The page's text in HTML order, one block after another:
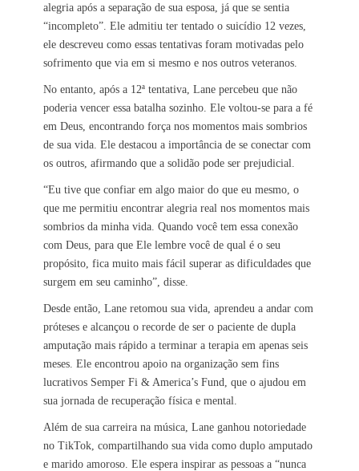
alegria após a separação de sua esposa, já que se sentia
“incompleto”. Ele admitiu ter tentado o suicídio 12 vezes,
ele descreveu como essas tentativas foram motivadas pelo
sofrimento que via em si mesmo e nos outros veteranos.
No entanto, após a 12ª tentativa, Lane percebeu que não
poderia vencer essa batalha sozinho. Ele voltou-se para a fé
em Deus, encontrando força nos momentos mais sombrios
de sua vida. Ele destacou a importância de se conectar com
os outros, afirmando que a solidão pode ser prejudicial.
“Eu tive que confiar em algo maior do que eu mesmo, o
que me permitiu encontrar alegria real nos momentos mais
sombrios da minha vida. Quando você tem essa conexão
com Deus, para que Ele lembre você de qual é o seu
propósito, fica muito mais fácil superar as dificuldades que
surgem em seu caminho”, disse.
Desde então, Lane retomou sua vida, aprendeu a andar com
próteses e alcançou o recorde de ser o paciente de dupla
amputação mais rápido a terminar a terapia em apenas seis
meses. Ele encontrou apoio na organização sem fins
lucrativos Semper Fi & America’s Fund, que o ajudou em
sua jornada de recuperação física e mental.
Além de sua carreira na música, Lane ganhou notoriedade
no TikTok, compartilhando sua vida como duplo amputado
e marido amoroso. Ele espera inspirar as pessoas a “nunca